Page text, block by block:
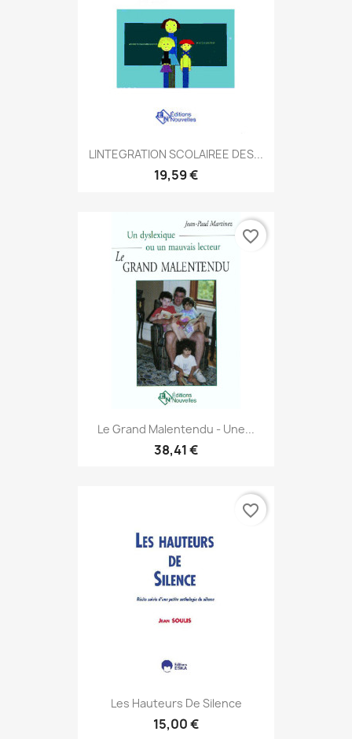
LINTEGRATION SCOLAIREE DES...
19,59 €
Le Grand Malentendu - Une...
38,41 €
favorite_border
Les Hauteurs De Silence
15,00 €
favorite_border